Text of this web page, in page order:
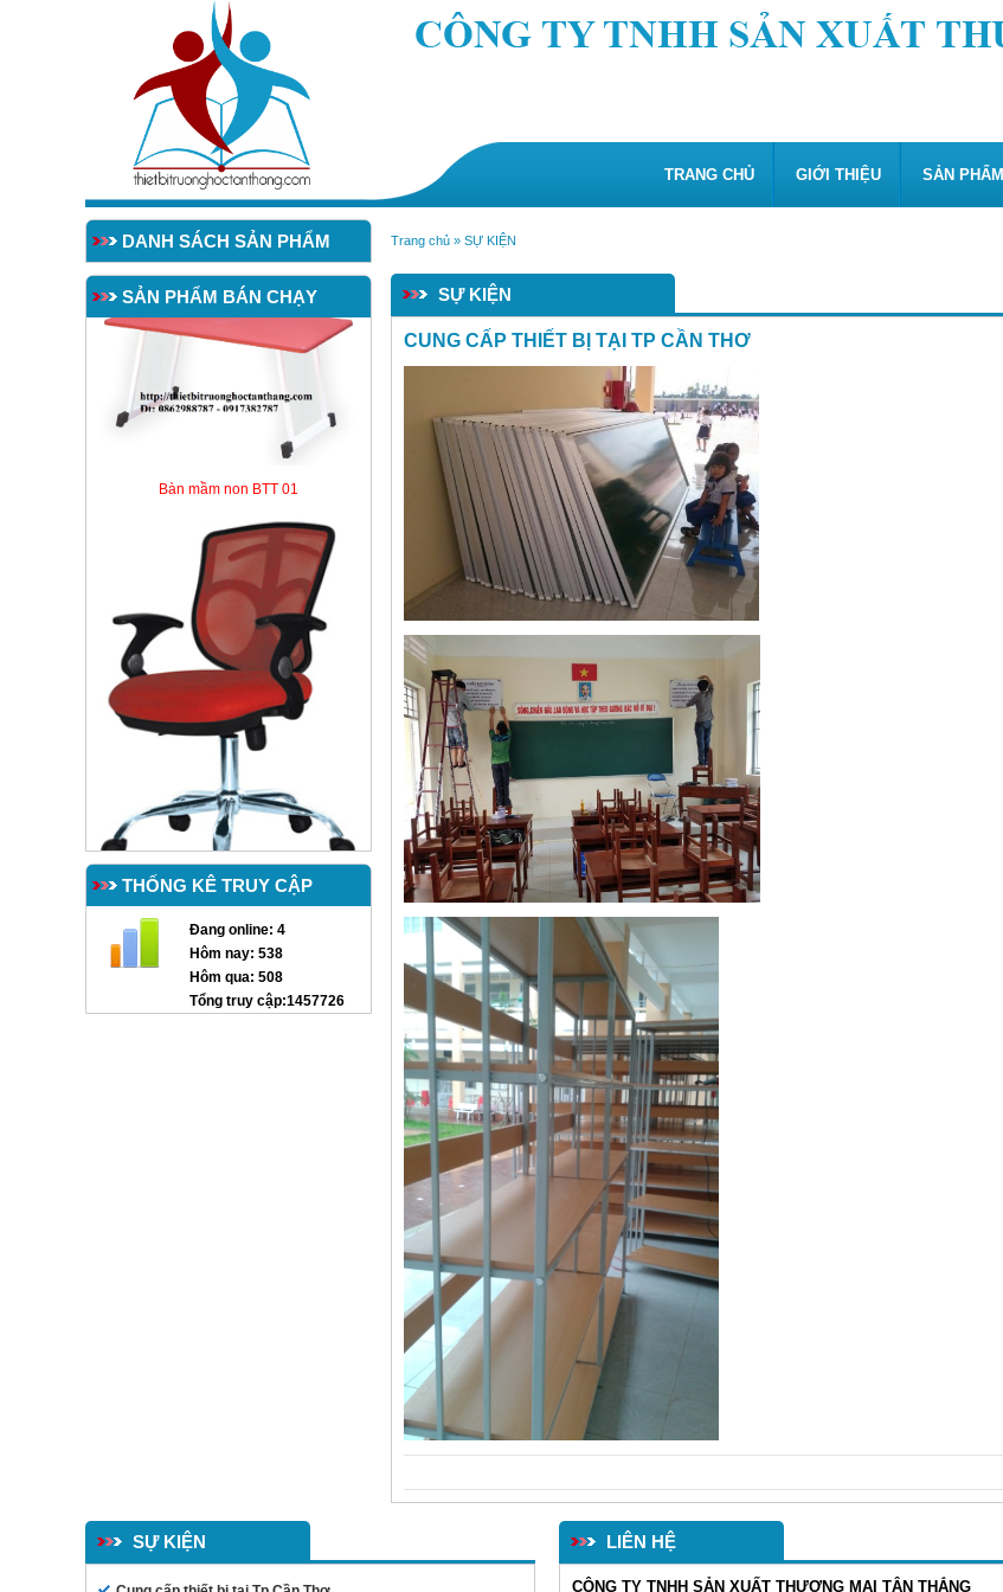
TRANG CHỦ GIỚI THIỆU SẢN PHẨM
DANH SÁCH SẢN PHẨM
SẢN PHẨM BÁN CHẠY
BẢNG TỪ TRẮNG 1,2x3,2m
Bàn mầm non BTT 01
THỐNG KÊ TRUY CẬP
Đang online: 4
Hôm nay: 538
Hôm qua: 508
Tổng truy cập:1457726
Trang chủ » SỰ KIỆN
SỰ KIỆN
CUNG CẤP THIẾT BỊ TẠI TP CẦN THƠ
SỰ KIỆN LIÊN HỆ
CÔNG TY TNHH SẢN XUẤT THƯƠNG MẠI TÂN THẮNG